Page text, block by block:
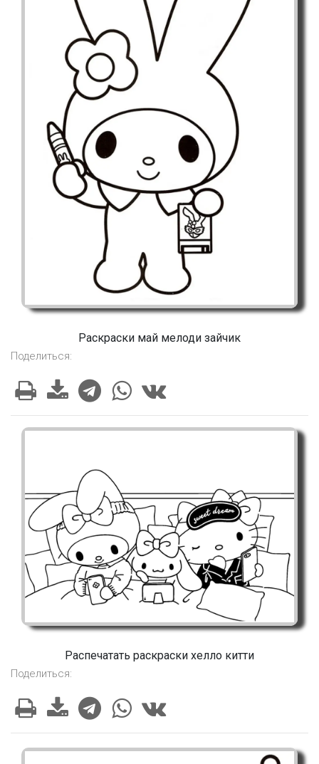
Раскраски май мелоди зайчик
Поделиться:
Распечатать раскраски хелло китти
Поделиться: